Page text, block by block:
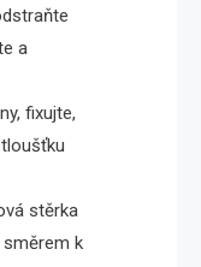
a
fixujte,
stěrka
k